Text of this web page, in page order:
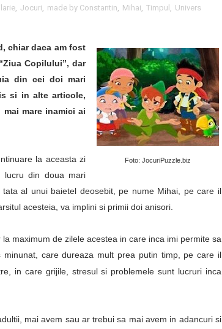
, Jocuri, made by Constantin, Mihai, Timpul , Univers
Foto: JocuriPuzzle.biz
chiar daca am fost
Copilului”, dar
din cei doi mari
si in alte articole,
mare inamici ai
la aceasta zi
lucru din doua mari
al unui baietel deosebit, pe nume Mihai, pe care il
acesteia, va implini si primii doi anisori.
maximum de zilele acestea in care inca imi permite sa
care dureaza mult prea putin timp, pe care il
in care grijile, stresul si problemele sunt lucruri inca
mai avem sau ar trebui sa mai avem in adancuri si